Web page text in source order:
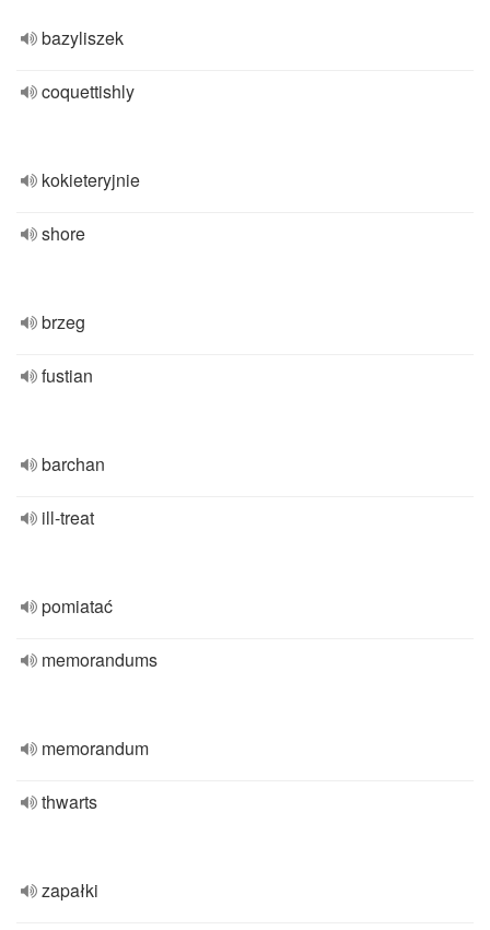
bazyliszek
coquettishly
kokieteryjnie
shore
brzeg
fustian
barchan
ill-treat
pomiatać
memorandums
memorandum
thwarts
zapałki